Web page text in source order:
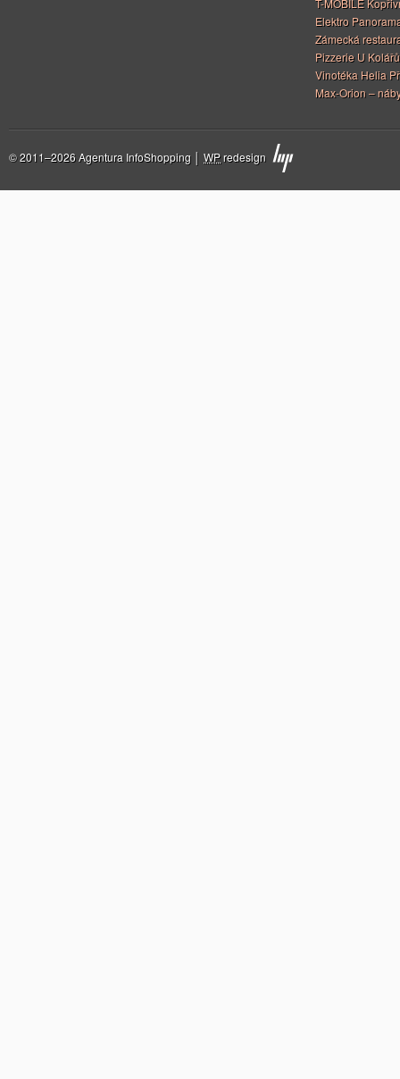
T-MOBILE
Elektro
Zámecká
Pizzerie U Kolářů
Vinotéka Helia
Max-Orion –
© 2011–2026 Agentura InfoShopping │ WPredesign